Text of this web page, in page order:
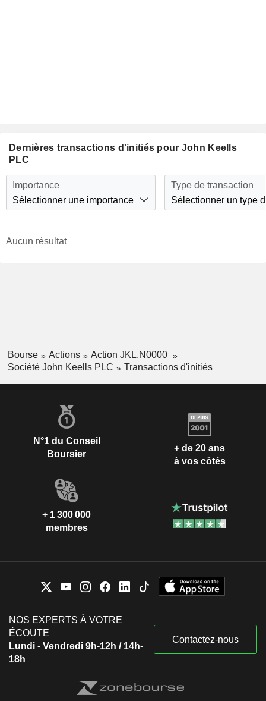
Dernières transactions d'initiés pour John Keells
PLC
Importance
Sélectionner une importance
Type de transaction
Sélectionner un type
Aucun résultat
Bourse Actions
Action JKL.N0000
Société John Keells PLC
Transactions d'initiés
N°1 du Conseil
Boursier
+ de 20 ans
à vos côtés
+ 1 300 000
membres
NOS EXPERTS À VOTRE
ÉCOUTE
Lundi - Vendredi 9h-12h / 14h-
18h
Contactez-nous